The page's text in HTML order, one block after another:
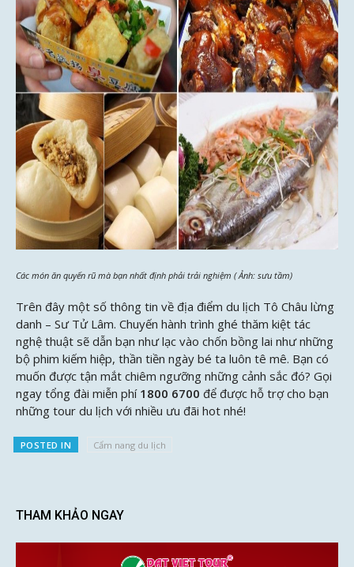
Các món ăn quyến rũ mà bạn nhất định phải trải nghiệm ( Ảnh: sưu tầm)
Trên đây một số thông tin về địa điểm du lịch Tô Châu lừng
danh – Sư Tử Lâm. Chuyến hành trình ghé thăm kiệt tác
nghệ thuật sẽ dẫn bạn như lạc vào chốn bồng lai như những
bộ phim kiếm hiệp, thần tiền ngày bé ta luôn tê mê. Bạn có
muốn được tận mắt chiêm ngưỡng những cảnh sắc đó? Gọi
ngay tổng đài miễn phí 1800 6700 để được hỗ trợ cho bạn
những tour du lịch với nhiều ưu đãi hot nhé!
POSTED IN Cẩm nang du lịch
THAM KHẢO NGAY